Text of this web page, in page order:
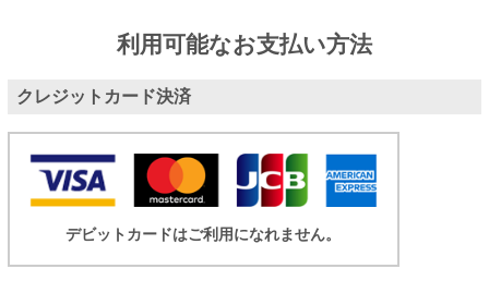
利用可能なお支払い方法
クレジットカード決済
デビットカードはご利用になれません。